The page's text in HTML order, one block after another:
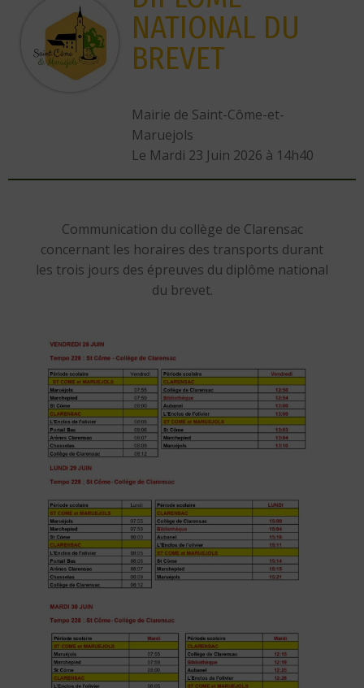
NATIONAL DU
BREVET
Mairie de Saint-Côme-et-
Maruejols
Le Mardi 23 Juin 2026 à 14h40
Communication du collège de Clarensac
concernant les horaires des transports durant
les trois jours des épreuves du diplôme national
du brevet.